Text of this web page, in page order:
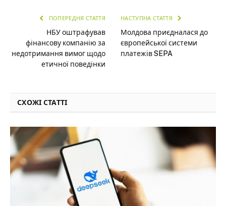
ПОПЕРЕДНЯ СТАТТЯ
НБУ оштрафував
фінансову компанію за
недотримання вимог щодо
етичної поведінки
НАСТУПНА СТАТТЯ
Молдова приєдналася до
європейської системи
платежів SEPA
СХОЖІ СТАТТІ